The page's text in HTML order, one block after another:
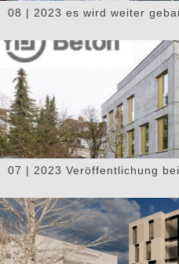
08 | 2023 es wird weiter
07 | 2023 Veröffentlichung